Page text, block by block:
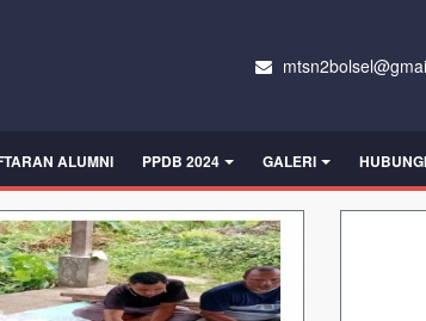
ALUMNI PPDB 2024 GALERI